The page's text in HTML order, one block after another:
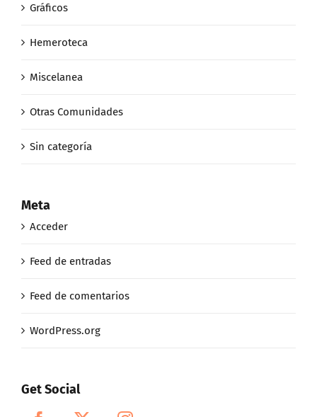
Gráficos
Hemeroteca
Miscelanea
Otras Comunidades
Sin categoría
Meta
Acceder
Feed de entradas
Feed de comentarios
WordPress.org
Get Social